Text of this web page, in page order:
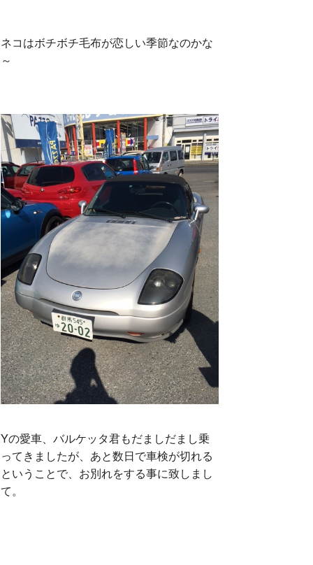
ネコはボチボチ毛布が恋しい季節なのかな
～
Yの愛車、バルケッタ君もだましだまし乗
ってきましたが、あと数日で車検が切れる
ということで、お別れをする事に致しまし
て。